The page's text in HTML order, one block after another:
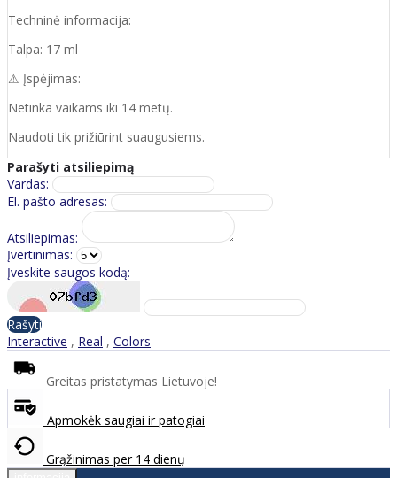
Techninė informacija:
Talpa: 17 ml
⚠ Įspėjimas:
Netinka vaikams iki 14 metų.
Naudoti tik prižiūrint suaugusiems.
Parašyti atsiliepimą
Vardas:
El. pašto adresas:
Atsiliepimas:
Įvertinimas:
Įveskite saugos kodą:
Rašyti
Interactive , Real , Colors
Greitas pristatymas Lietuvoje!
Apmokėk saugiai ir patogiai
Grąžinimas per 14 dienų